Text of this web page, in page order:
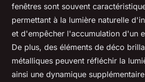
fenêtres sont souvent
permettant à la lumière naturelle
et d'empêcher l'accumulation d'un
De plus, des éléments de déco
métalliques peuvent réfléchir la
ainsi une dynamique